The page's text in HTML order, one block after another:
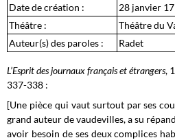
Date de création :
28 janvier
Théâtre :
Théâtre du
Auteur(s) des paroles :
Radet
L’Esprit des journaux français et étrangers,
337-338 :
[Une pièce qui vaut surtout par ses
grand auteur de vaudevilles, a su
avoir besoin de ses deux complices